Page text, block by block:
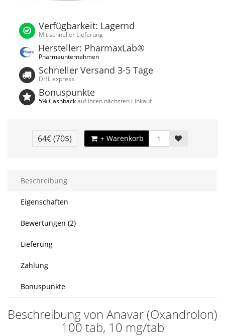
Verfügbarkeit: Lagernd
Mit schneller Lieferung
Hersteller: PharmaxLab®
Pharmaunternehmen
Schneller Versand 3-5 Tage
DHL express
Bonuspunkte
5% Cashbackauf Ihren nächsten Einkauf
64€(70$) + Warenkorb
Beschreibung
Eigenschaften
Bewertungen (2)
Lieferung
Zahlung
Bonuspunkte
Beschreibung von Anavar (Oxandrolon)
100 tab, 10 mg/tab